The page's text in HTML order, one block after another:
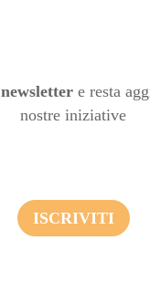
newsletter e resta
nostre iniziative
ISCRIVITI